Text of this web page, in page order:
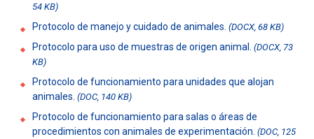
54 KB)
Protocolo de manejo y cuidado de animales. (DOCX, 68 KB)
Protocolo para uso de muestras de origen animal. (DOCX, 73
KB)
Protocolo de funcionamiento para unidades que alojan
animales. (DOC, 140 KB)
Protocolo de funcionamiento para salas o áreas de
procedimientos con animales de experimentación. (DOC, 125